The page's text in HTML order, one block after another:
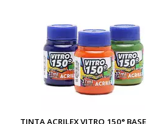
TINTA ACRILEX VITRO 150° BASE